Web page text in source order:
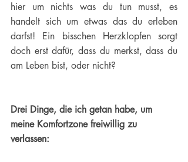
hier um nichts was du tun musst, es
handelt sich um etwas das du erleben
darfst! Ein bisschen Herzklopfen sorgt
doch erst dafür, dass du merkst, dass du
am Leben bist, oder nicht?
Drei Dinge, die ich getan habe, um
meine Komfortzone freiwillig zu
verlassen: